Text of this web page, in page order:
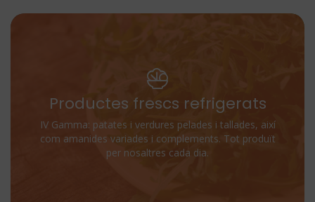
Productes frescs refrigerats
IV Gamma: patates i verdures pelades i tallades, així
com amanides variades i complements. Tot produït
per nosaltres cada dia.